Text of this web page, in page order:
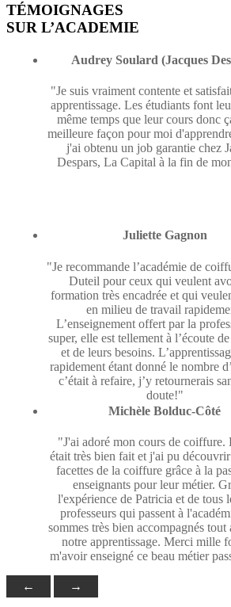
TÉMOIGNAGES
SUR L’ACADEMIE
Audrey Soulard (Jacques
"Je suis vraiment contente et
apprentissage. Les étudiants font
même temps que leur cours donc
meilleure façon pour moi
j'ai obtenu un job garantie chez
Despars, La Capital à la fin de
Juliette Gagnon
"Je recommande l’académie de
Duteil pour ceux qui veulent
formation très encadrée et qui
en milieu de travail
L’enseignement offert par la
super, elle est tellement à l’écoute
et de leurs besoins.
rapidement étant donné le nombre
c’était à refaire, j’y retournerais
doute!"
Michèle Bolduc-Côté
"J'ai adoré mon cours de coiffure.
était très bien fait et j'ai pu
facettes de la coiffure grâce à la
enseignants pour leur métier.
l'expérience de Patricia et de tous
professeurs qui passent à
sommes très bien accompagnés tout
notre apprentissage. Merci mille
m'avoir enseigné ce beau métier
← →